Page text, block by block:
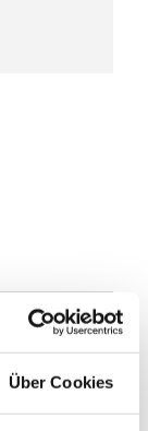
Über Cookies